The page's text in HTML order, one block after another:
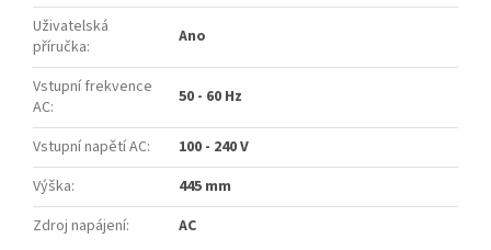
Uživatelská
příručka: Ano
Vstupní frekvence
AC: 50 - 60 Hz
Vstupní napětí AC:
100 - 240 V
Výška:
445 mm
Zdroj napájení: AC